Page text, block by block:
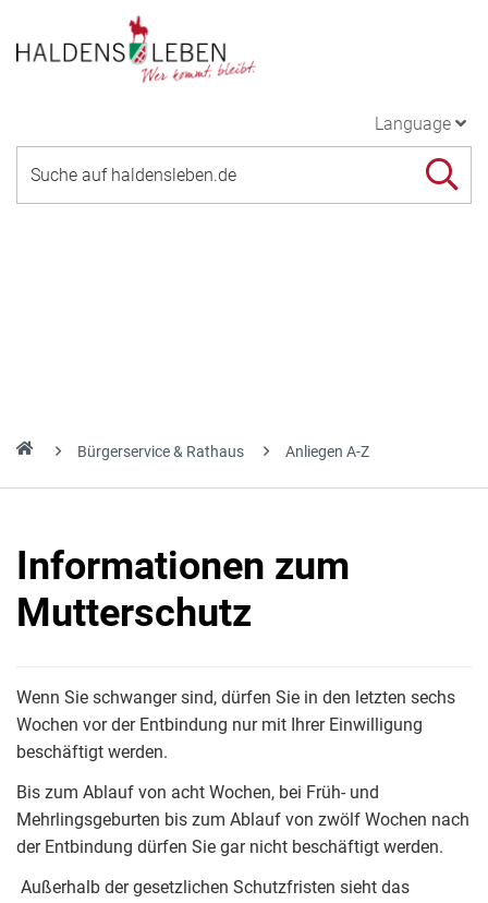
Language
Bürgerservice & Rathaus Anliegen A-Z
Informationen zum
Mutterschutz
Wenn Sie schwanger sind, dürfen Sie in den letzten sechs
Wochen vor der Entbindung nur mit Ihrer Einwilligung
beschäftigt werden.
Bis zum Ablauf von acht Wochen, bei Früh- und
Mehrlingsgeburten bis zum Ablauf von zwölf Wochen nach
der Entbindung dürfen Sie gar nicht beschäftigt werden.
Außerhalb der gesetzlichen Schutzfristen sieht das